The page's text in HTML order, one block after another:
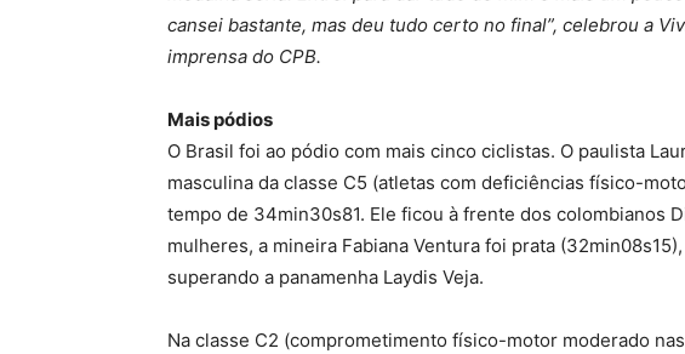
cansei bastante, mas deu tudo certo no final”, celebrou a
imprensa do CPB.
Mais pódios
O Brasil foi ao pódio com mais cinco ciclistas. O paulista
masculina da classe C5 (atletas com deficiências físico-
tempo de 34min30s81. Ele ficou à frente dos colombianos
mulheres, a mineira Fabiana Ventura foi prata
superando a panamenha Laydis Veja.
Na classe C2 (comprometimento físico-motor moderado